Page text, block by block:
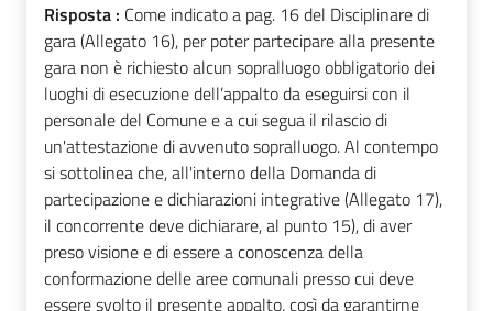
Risposta : Come indicato a pag. 16 del Disciplinare di
gara (Allegato 16), per poter partecipare alla presente
gara non è richiesto alcun sopralluogo obbligatorio dei
luoghi di esecuzione dell’appalto da eseguirsi con il
personale del Comune e a cui segua il rilascio di
un'attestazione di avvenuto sopralluogo. Al contempo
si sottolinea che, all'interno della Domanda di
partecipazione e dichiarazioni integrative (Allegato 17),
il concorrente deve dichiarare, al punto 15), di aver
preso visione e di essere a conoscenza della
conformazione delle aree comunali presso cui deve
essere svolto il presente appalto, così da garantirne